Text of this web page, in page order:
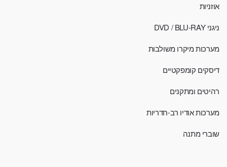
אוזניות
ניגני DVD / BLU-RAY
מערכות מיקרו משולבות
דיסקים קומפקטיים
רהיטים ומתקנים
מערכות אודיו רב-חדריות
שוברי מתנה